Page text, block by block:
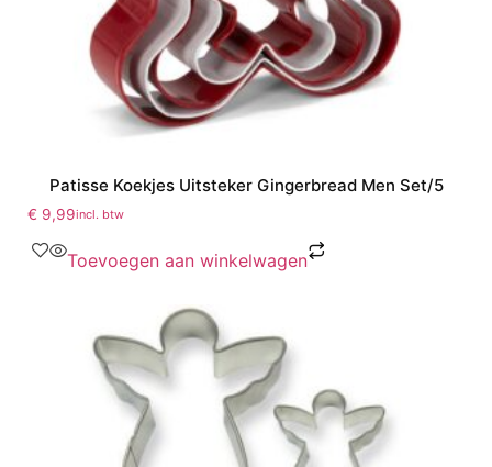
Patisse Koekjes Uitsteker Gingerbread Men Set/5
€ 9,99incl. btw
Toevoegen aan winkelwagen